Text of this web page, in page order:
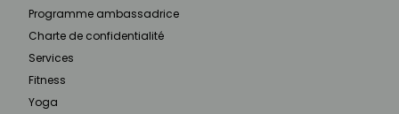
Programme ambassadrice
Charte de confidentialité
Services
Fitness
Yoga